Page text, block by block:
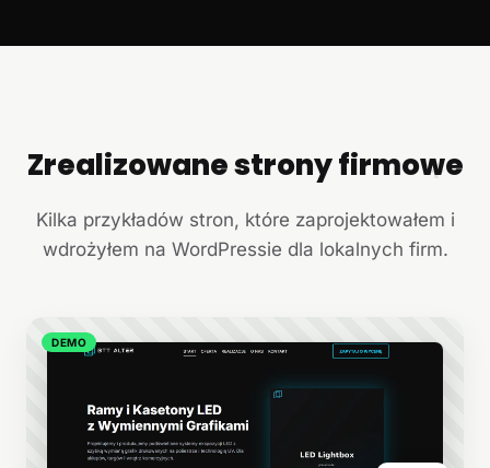
+
Zrealizowane strony firmowe
Kilka przykładów stron, które zaprojektowałem i
wdrożyłem na WordPressie dla lokalnych firm.
DEMO